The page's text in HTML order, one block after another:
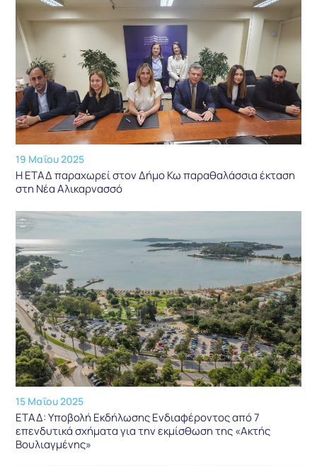
19 Μαΐου 2025
Η ΕΤΑΔ παραχωρεί στον Δήμο Κω παραθαλάσσια έκταση
στη Νέα Αλικαρνασσό
15 Μαΐου 2025
ΕΤΑΔ: Υποβολή Εκδήλωσης Ενδιαφέροντος από 7
επενδυτικά σχήματα για την εκμίσθωση της «Ακτής
Βουλιαγμένης»